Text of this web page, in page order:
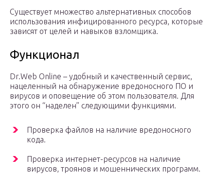
Существует множество альтернативных способов
использования инфицированного ресурса, которые
зависят от целей и навыков взломщика.
Функционал
Dr.Web Online – удобный и качественный сервис,
нацеленный на обнаружение вредоносного ПО и
вирусов и оповещение об этом пользователя. Для
этого он “наделен” следующими функциями.
Проверка файлов на наличие вредоносного
кода.
Проверка интернет-ресурсов на наличие
вирусов, троянов и мошеннических программ.